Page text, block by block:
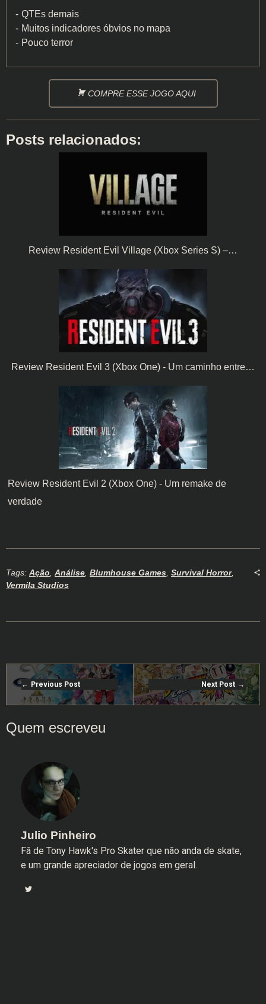
QTEs demais
Muitos indicadores óbvios no mapa
Pouco terror
COMPRE ESSE JOGO AQUI
Posts relacionados:
Review Resident Evil Village (Xbox Series S) –…
Review Resident Evil 3 (Xbox One) - Um caminho entre…
Review Resident Evil 2 (Xbox One) - Um remake de
verdade
Tags: Ação Análise Blumhouse Games Survival Horror
Vermila Studios
Previous Post Next Post
Julio Pinheiro
Fã de Tony Hawk's Pro Skater que não anda de skate,
e um grande apreciador de jogos em geral.